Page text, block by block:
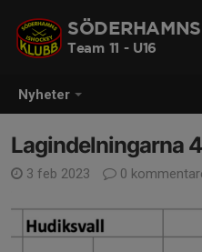
Nyheter
Team 11 - U16
Lagindelningarna
3 feb 2023 0